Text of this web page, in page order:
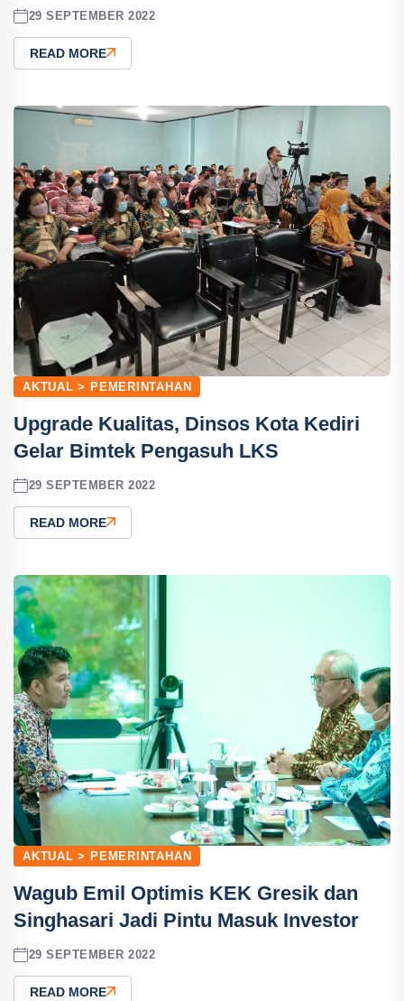
29 SEPTEMBER 2022
READ MORE
AKTUAL > PEMERINTAHAN
Upgrade Kualitas, Dinsos Kota Kediri
Gelar Bimtek Pengasuh LKS
29 SEPTEMBER 2022
READ MORE
AKTUAL > PEMERINTAHAN
Wagub Emil Optimis KEK Gresik dan
Singhasari Jadi Pintu Masuk Investor
29 SEPTEMBER 2022
READ MORE